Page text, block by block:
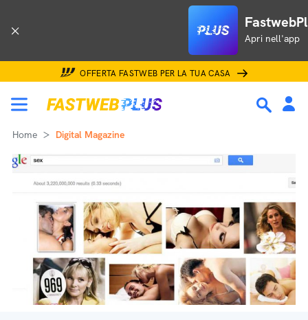
Apri nell'app
OFFERTA FASTWEB PER LA TUA CASA
Home Digital Magazine